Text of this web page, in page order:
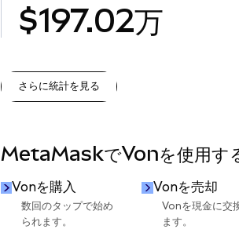
$197.02万
さらに統計を見る
MetaMaskでVonを使用す
Vonを購入
数回のタップで始め
られます。
Vonを売却
Vonを現金に交
ます。